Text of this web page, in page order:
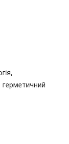
герметичний